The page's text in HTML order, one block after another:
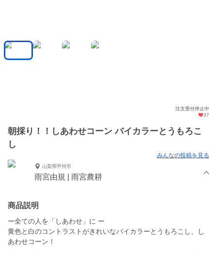
注文受付停止中
37
朝採り！！しあわせコーン バイカラーとうもろこ
し
みんなの投稿を見る
山梨県甲州市
雨宮由規 | 雨宮農耕
商品説明
ー全ての人を「しあわせ」に ー
黄色と白のコントラストがきれいなバイカラーとうもろこし、し
あわせコーン！